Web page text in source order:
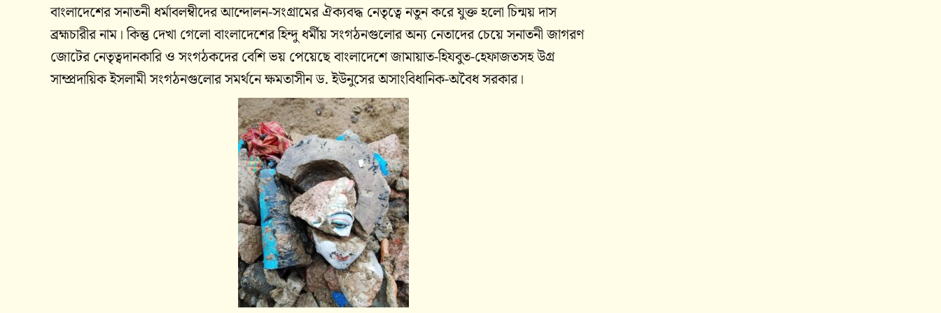
বাংলাদেশের সনাতনী ধর্মাবলম্বীদের আন্দোলন-সংগ্রামের ঐক্যবদ্ধ নেতৃত্বে নতুন করে যুক্ত হলো চিন্ময় দাস
ব্রহ্মচারীর নাম। কিন্তু দেখা গেলো বাংলাদেশের হিন্দু ধর্মীয় সংগঠনগুলোর অন্য নেতাদের চেয়ে সনাতনী জাগরণ
জোটের নেতৃত্বদানকারি ও সংগঠকদের বেশি ভয় পেয়েছে বাংলাদেশে জামায়াত-হিযবুত-হেফাজতসহ উগ্র
সাম্প্রদায়িক ইসলামী সংগঠনগুলোর সমর্থনে ক্ষমতাসীন ড. ইউনুসের অসাংবিধানিক-অবৈধ সরকার।